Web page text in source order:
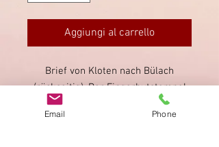
Aggiungi al carrello
Brief von Kloten nach Bülach
(rückseitig). Der Fingerhutstempel
von Kloten ist insbesondere auf der
Sitzenden Helvetia schwach lesbar.
Email Phone